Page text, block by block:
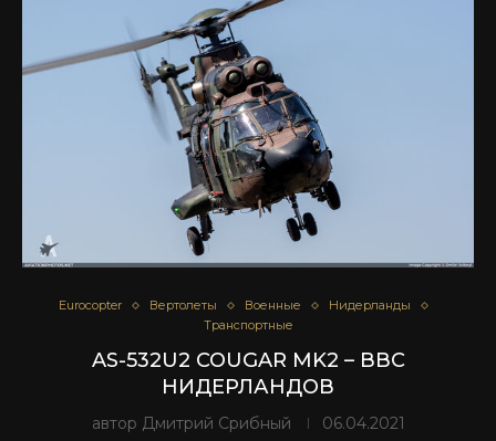
Eurocopter Вертолеты Военные
Нидерланды
Транспортные
AS-532U2 COUGAR MK2 – ВВС
НИДЕРЛАНДОВ
автор Дмитрий Срибный 06.04.2021